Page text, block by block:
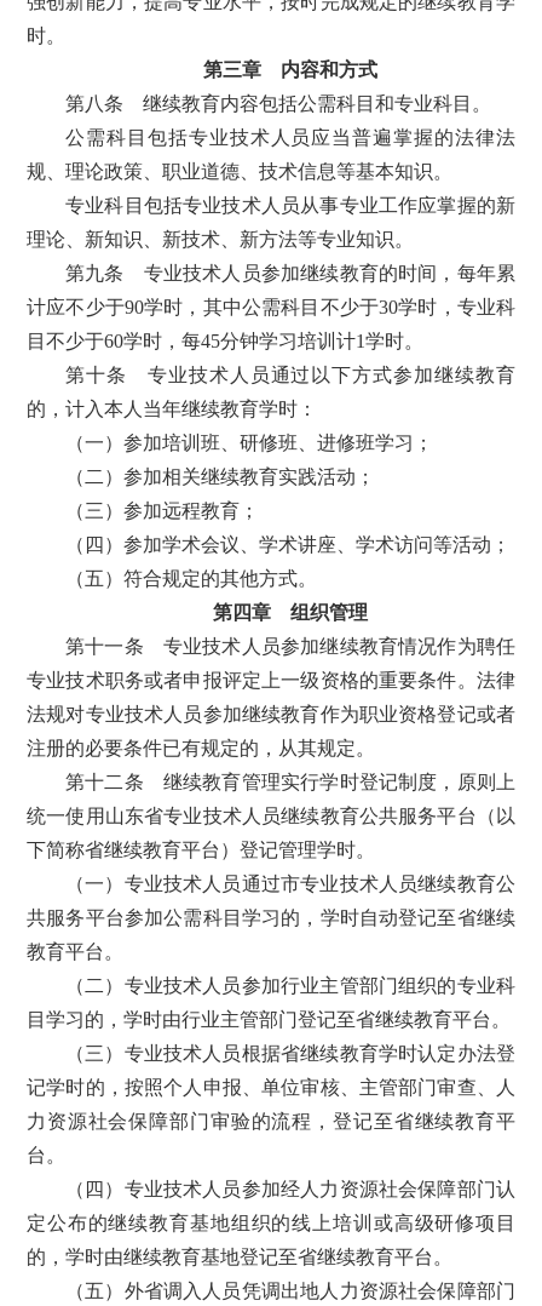
时。
第三章 内容和方式
第八条 继续教育内容包括公需科目和专业科目。
公需科目包括专业技术人员应当普遍掌握的法律法
规、理论政策、职业道德、技术信息等基本知识。
专业科目包括专业技术人员从事专业工作应掌握的新
理论、新知识、新技术、新方法等专业知识。
第九条 专业技术人员参加继续教育的时间，每年累
计应不少于90学时，其中公需科目不少于30学时，专业科
目不少于60学时，每45分钟学习培训计1学时。
第十条 专业技术人员通过以下方式参加继续教育
的，计入本人当年继续教育学时：
（一）参加培训班、研修班、进修班学习；
（二）参加相关继续教育实践活动；
（三）参加远程教育；
（四）参加学术会议、学术讲座、学术访问等活动；
（五）符合规定的其他方式。
第四章 组织管理
第十一条 专业技术人员参加继续教育情况作为聘任
专业技术职务或者申报评定上一级资格的重要条件。法律
法规对专业技术人员参加继续教育作为职业资格登记或者
注册的必要条件已有规定的，从其规定。
第十二条 继续教育管理实行学时登记制度，原则上
统一使用山东省专业技术人员继续教育公共服务平台（以
下简称省继续教育平台）登记管理学时。
（一）专业技术人员通过市专业技术人员继续教育公
共服务平台参加公需科目学习的，学时自动登记至省继续
教育平台。
（二）专业技术人员参加行业主管部门组织的专业科
目学习的，学时由行业主管部门登记至省继续教育平台。
（三）专业技术人员根据省继续教育学时认定办法登
记学时的，按照个人申报、单位审核、主管部门审查、人
力资源社会保障部门审验的流程，登记至省继续教育平
台。
（四）专业技术人员参加经人力资源社会保障部门认
定公布的继续教育基地组织的线上培训或高级研修项目
的，学时由继续教育基地登记至省继续教育平台。
（五）外省调入人员凭调出地人力资源社会保障部门